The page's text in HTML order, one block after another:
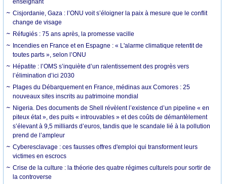
enseignant
Cisjordanie, Gaza : l’ONU voit s’éloigner la paix à mesure que le conflit
change de visage
Réfugiés : 75 ans après, la promesse vacille
Incendies en France et en Espagne : « L'alarme climatique retentit de
toutes parts », selon l’ONU
Hépatite : l’OMS s’inquiète d’un ralentissement des progrès vers
l’élimination d’ici 2030
Plages du Débarquement en France, médinas aux Comores : 25
nouveaux sites inscrits au patrimoine mondial
Nigeria. Des documents de Shell révèlent l’existence d’un pipeline « en
piteux état », des puits « introuvables » et des coûts de démantèlement
s’élevant à 9,5 milliards d’euros, tandis que le scandale lié à la pollution
prend de l’ampleur
Cyberesclavage : ces fausses offres d'emploi qui transforment leurs
victimes en escrocs
Crise de la culture : la théorie des quatre régimes culturels pour sortir de
la controverse